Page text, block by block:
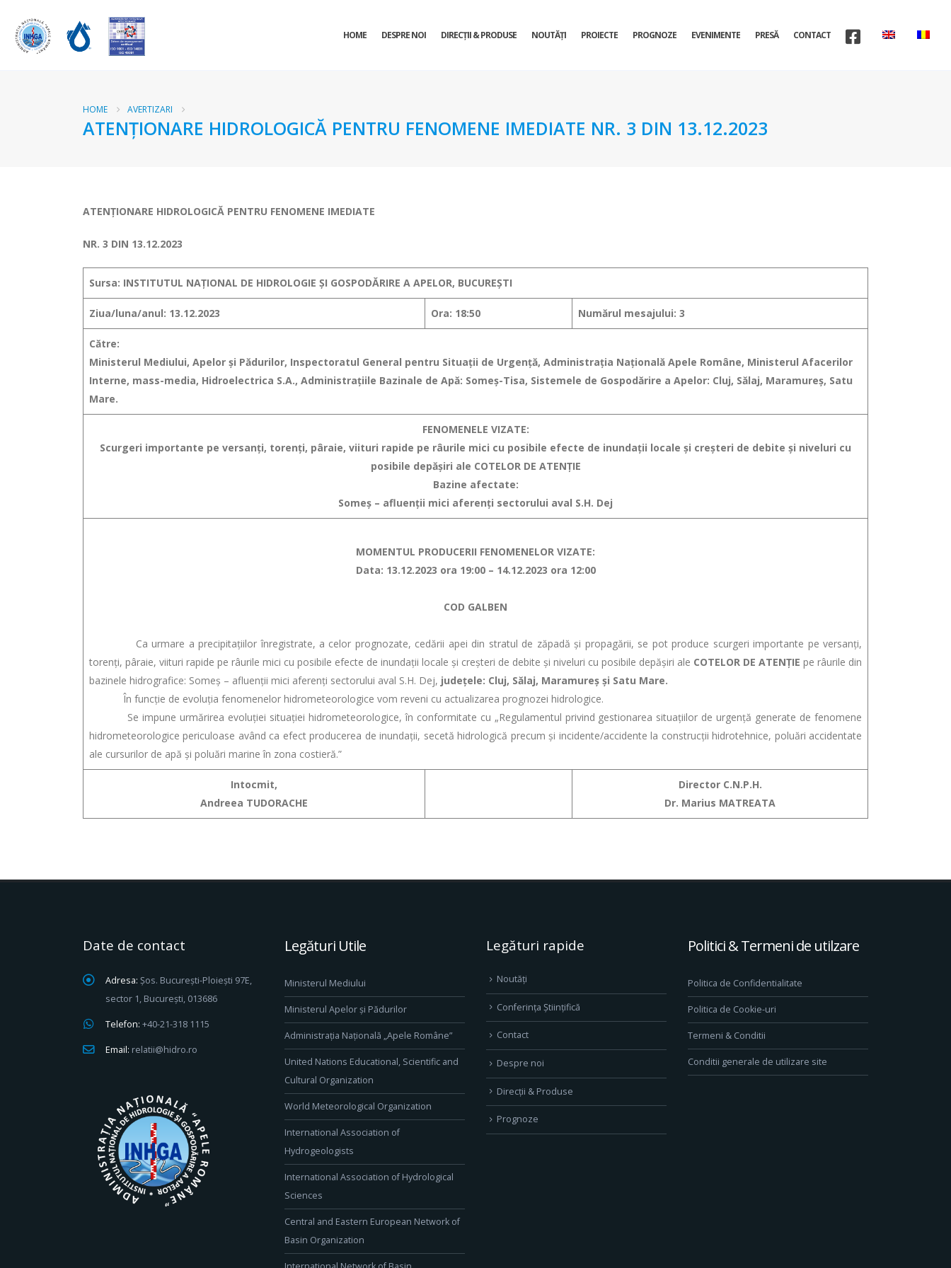
HOME DESPRE NOI DIRECŢII & PRODUSE NOUTĂȚI PROIECTE PROGNOZE EVENIMENTE PRESĂ CONTACT
HOME AVERTIZARI
ATENŢIONARE HIDROLOGICĂ PENTRU FENOMENE IMEDIATE NR. 3 DIN 13.12.2023
ATENŢIONARE HIDROLOGICĂ PENTRU FENOMENE IMEDIATE
NR. 3 DIN 13.12.2023
Sursa: INSTITUTUL NAȚIONAL DE HIDROLOGIE ȘI GOSPODĂRIRE A APELOR, BUCUREȘTI
Ziua/luna/anul: 13.12.2023 Ora: 18:50 Numărul mesajului: 3
Către:
Ministerul Mediului, Apelor şi Pădurilor, Inspectoratul General pentru Situaţii de Urgenţă, Administraţia Naţională Apele Române, Ministerul Afacerilor
Interne, mass-media, Hidroelectrica S.A., Administraţiile Bazinale de Apă: Someș-Tisa, Sistemele de Gospodărire a Apelor: Cluj, Sălaj, Maramureș, Satu
Mare.
FENOMENELE VIZATE:
Scurgeri importante pe versanţi, torenţi, pâraie, viituri rapide pe râurile mici cu posibile efecte de inundaţii locale şi creşteri de debite şi niveluri cu
posibile depăşiri ale COTELOR DE ATENŢIE
Bazine afectate:
Someș – afluenții mici aferenți sectorului aval S.H. Dej
MOMENTUL PRODUCERII FENOMENELOR VIZATE:
Data: 13.12.2023 ora 19:00 – 14.12.2023 ora 12:00
COD GALBEN
Ca urmare a precipitaţiilor înregistrate, a celor prognozate, cedării apei din stratul de zăpadă şi propagării, se pot produce scurgeri importante pe versanţi,
torenţi, pâraie, viituri rapide pe râurile mici cu posibile efecte de inundaţii locale şi creşteri de debite şi niveluri cu posibile depăşiri ale COTELOR DE ATENŢIE pe râurile din
bazinele hidrografice: Someș – afluenții mici aferenți sectorului aval S.H. Dej, județele: Cluj, Sălaj, Maramureș și Satu Mare.
În funcție de evoluția fenomenelor hidrometeorologice vom reveni cu actualizarea prognozei hidrologice.
Se impune urmărirea evoluției situației hidrometeorologice, în conformitate cu „Regulamentul privind gestionarea situațiilor de urgență generate de fenomene
hidrometeorologice periculoase având ca efect producerea de inundații, secetă hidrologică precum și incidente/accidente la construcții hidrotehnice, poluări accidentate
ale cursurilor de apă și poluări marine în zona costieră.”
Intocmit,
Andreea TUDORACHE
Director C.N.P.H.
Dr. Marius MATREATA
Date de contact
Adresa: Șos. București-Ploiești 97E,
sector 1, București, 013686
Telefon: +40-21-318 1115
Email: relatii@hidro.ro
Legături Utile
Ministerul Mediului
Ministerul Apelor și Pădurilor
Administrația Națională „Apele Române”
United Nations Educational, Scientific and
Cultural Organization
World Meteorological Organization
International Association of
Hydrogeologists
International Association of Hydrological
Sciences
Central and Eastern European Network of
Basin Organization
Legături rapide
Noutăți
Conferința Științifică
Contact
Despre noi
Direcţii & Produse
Prognoze
Politici & Termeni de utilzare
Politica de Confidentialitate
Politica de Cookie-uri
Termeni & Conditii
Conditii generale de utilizare site